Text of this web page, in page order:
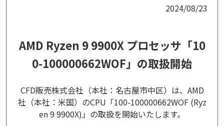
2024/08/23
AMD Ryzen 9 9900X プロセッサ「10
0-100000662WOF」の取扱開始
CFD販売株式会社（本社：名古屋市中区）は、AMD
社（本社：米国）のCPU「100-100000662WOF (Ryz
en 9 9900X)」の取扱を開始いたします。